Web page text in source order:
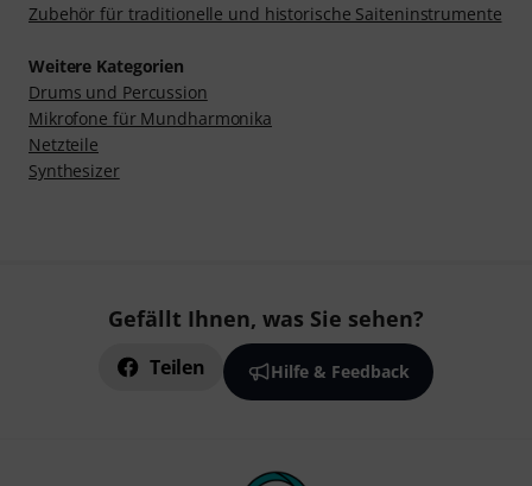
Zubehör für traditionelle und historische Saiteninstrumente
Weitere Kategorien
Drums und Percussion
Mikrofone für Mundharmonika
Netzteile
Synthesizer
Gefällt Ihnen, was Sie sehen?
Teilen Hilfe & Feedback